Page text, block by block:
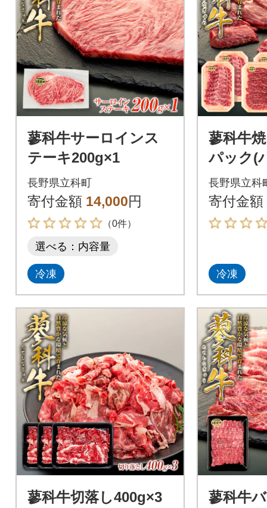
蓼科牛サーロインス
テーキ200g×1
長野県立科町
寄付金額 14,000円
（0件）
選べる：内容量
冷凍
蓼科牛
パック(
パック)
長野県立科
寄付金額
冷凍
蓼科牛切落し400g×3
蓼科牛